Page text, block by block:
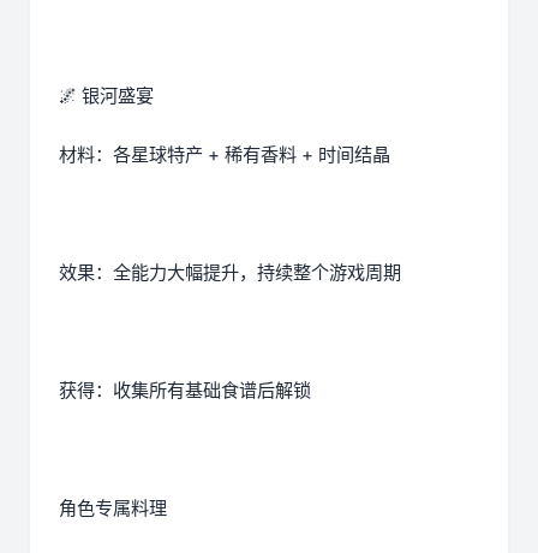
🌌 银河盛宴
材料：各星球特产 + 稀有香料 + 时间结晶
效果：全能力大幅提升，持续整个游戏周期
获得：收集所有基础食谱后解锁
角色专属料理